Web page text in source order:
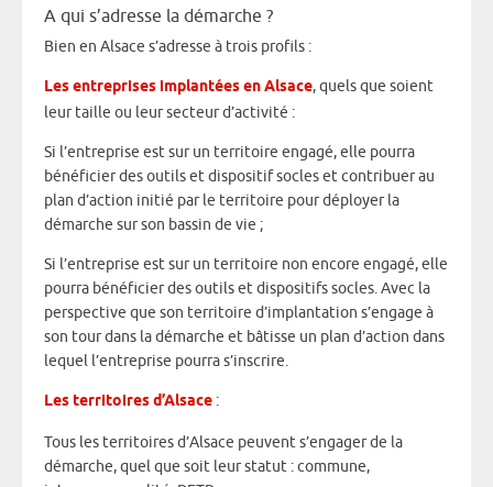
A qui s’adresse la démarche ?
Bien en Alsace s’adresse à trois profils :
Les entreprises implantées en Alsace, quels que soient
leur taille ou leur secteur d’activité :
Si l’entreprise est sur un territoire engagé, elle pourra
bénéficier des outils et dispositif socles et contribuer au
plan d’action initié par le territoire pour déployer la
démarche sur son bassin de vie ;
Si l’entreprise est sur un territoire non encore engagé, elle
pourra bénéficier des outils et dispositifs socles. Avec la
perspective que son territoire d’implantation s’engage à
son tour dans la démarche et bâtisse un plan d’action dans
lequel l’entreprise pourra s’inscrire.
Les territoires d’Alsace :
Tous les territoires d’Alsace peuvent s’engager de la
démarche, quel que soit leur statut : commune,